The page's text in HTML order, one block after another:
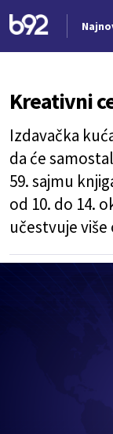
Kreativni
Izdavačka
da će
59. sajmu
od 10. do 14.
učestvuje više